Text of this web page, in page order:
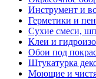
Инструмент и
Герметики и
Сухие смеси,
Клеи и
Обои под
Штукатурка
Моющие и